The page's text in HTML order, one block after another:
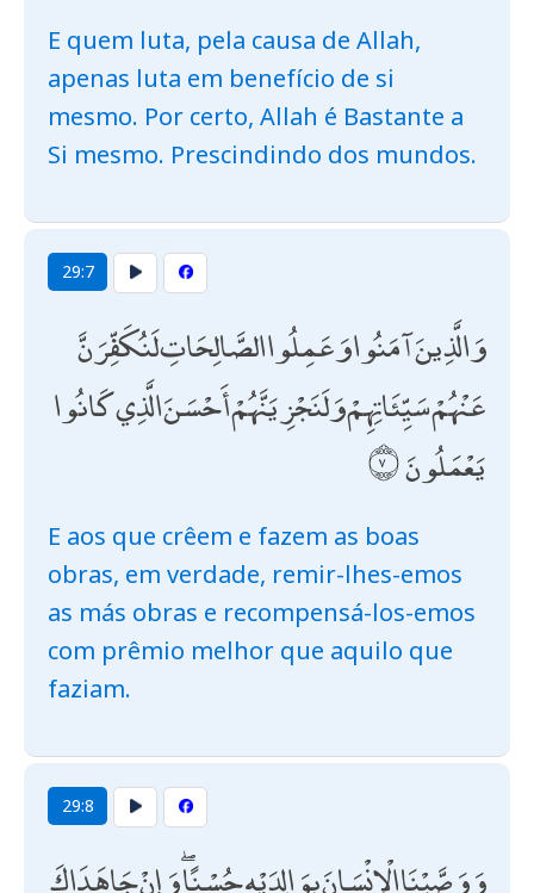
E quem luta, pela causa de Allah,
apenas luta em benefício de si
mesmo. Por certo, Allah é Bastante a
Si mesmo. Prescindindo dos mundos.
29:7
وَالَّذِينَ آمَنُوا وَعَمِلُوا الصَّالِحَاتِ لَنُكَفِّرَنَّ
عَنْهُمْ سَيِّئَاتِهِمْ وَلَنَجْزِيَنَّهُمْ أَحْسَنَ الَّذِي كَانُوا
يَعْمَلُونَ
E aos que crêem e fazem as boas
obras, em verdade, remir-lhes-emos
as más obras e recompensá-los-emos
com prêmio melhor que aquilo que
faziam.
29:8
وَوَصَّيْنَا الْإِنْسَانَ بِوَالِدَيْهِ حُسْنًا ۖ وَإِنْ جَاهَدَاكَ